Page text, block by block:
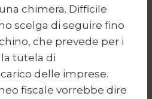
chimera. Difficile
scelga di seguire fino
che prevede per i
tutela di
delle imprese.
fiscale vorrebbe dire